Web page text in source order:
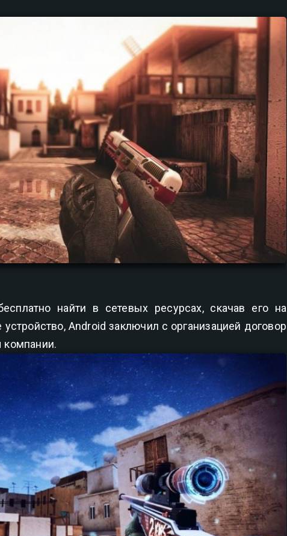
найти в сетевых ресурсах, скачав его на
Android заключил с организацией договор
компании.